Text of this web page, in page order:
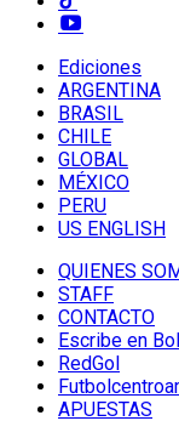
Ediciones
ARGENTINA
BRASIL
CHILE
GLOBAL
MÉXICO
PERU
US ENGLISH
QUIENES
STAFF
CONTACTO
Escribe en
RedGol
APUESTAS